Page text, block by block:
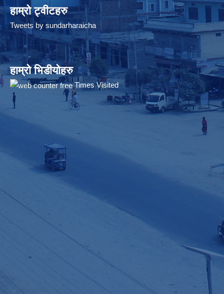
हाम्रो ट्वीटहरु
Tweets by sundarharaicha
हाम्रो भिडीयोहरु
Times Visited